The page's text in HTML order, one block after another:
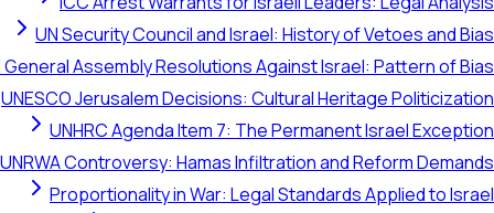
UN Security Council and Israel: History of Vetoes and Bias
General Assembly Resolutions Against Israel: Pattern of Bias
UNESCO Jerusalem Decisions: Cultural Heritage Politicization
UNHRC Agenda Item 7: The Permanent Israel Exception
UNRWA Controversy: Hamas Infiltration and Reform Demands
Proportionality in War: Legal Standards Applied to Israel